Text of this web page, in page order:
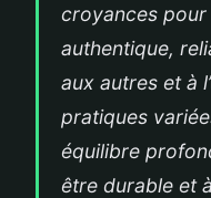
croyances
authentique,
aux autres et à
pratiques
équilibre
être durable et